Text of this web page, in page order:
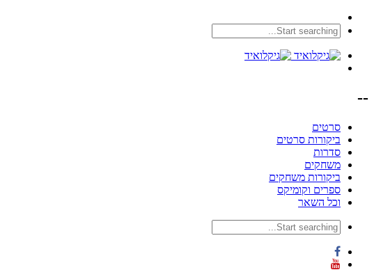
--
סרטים
ביקורות סרטים
סדרות
משחקים
ביקורות משחקים
ספרים וקומיקס
וכל השאר